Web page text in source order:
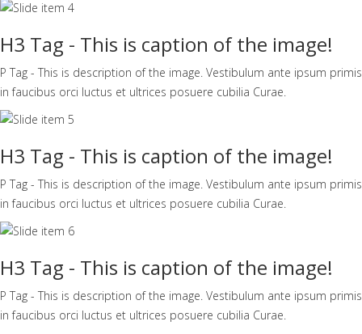
H3 Tag - This is caption of the image!
P Tag - This is description of the image. Vestibulum ante ipsum primis
in faucibus orci luctus et ultrices posuere cubilia Curae.
H3 Tag - This is caption of the image!
P Tag - This is description of the image. Vestibulum ante ipsum primis
in faucibus orci luctus et ultrices posuere cubilia Curae.
H3 Tag - This is caption of the image!
P Tag - This is description of the image. Vestibulum ante ipsum primis
in faucibus orci luctus et ultrices posuere cubilia Curae.